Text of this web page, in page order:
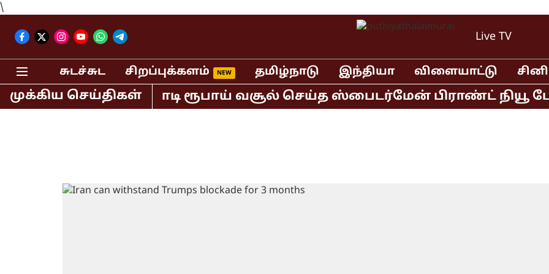
\
Live TV
சுடச்சுட சிறப்புக்களம் தமிழ்நாடு இந்தியா விளையாட்டு
முக்கிய செய்திகள்
மட்டும் 400 கோடி ரூபாய் வசூல் செய்த ஸ்பைடர்மேன் பிராண்ட் நியூ டே